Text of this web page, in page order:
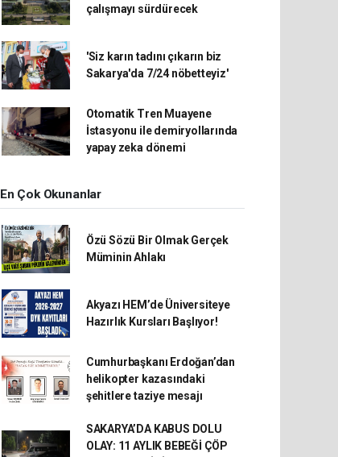
çalışmayı sürdürecek
'Siz karın tadını çıkarın biz
Sakarya'da 7/24 nöbetteyiz'
Otomatik Tren Muayene
İstasyonu ile demiryollarında
yapay zeka dönemi
En Çok Okunanlar
Özü Sözü Bir Olmak Gerçek
Müminin Ahlakı
Akyazı HEM’de Üniversiteye
Hazırlık Kursları Başlıyor!
Cumhurbaşkanı Erdoğan’dan
helikopter kazasındaki
şehitlere taziye mesajı
SAKARYA’DA KABUS DOLU
OLAY: 11 AYLIK BEBEĞİ ÇÖP